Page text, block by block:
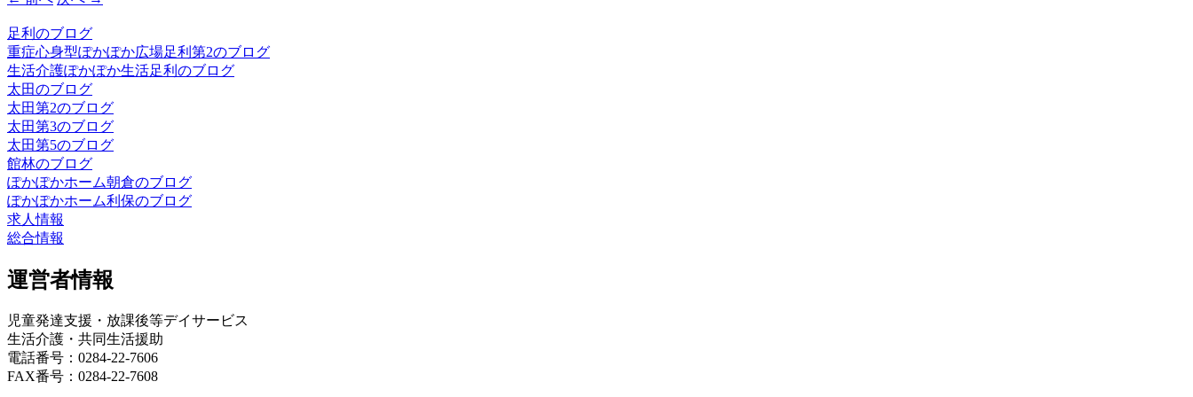
足利のブログ
重症心身型ぽかぽか広場足利第2のブログ
生活介護ぽかぽか生活足利のブログ
太田のブログ
太田第2のブログ
太田第3のブログ
太田第5のブログ
館林のブログ
ぽかぽかホーム朝倉のブログ
ぽかぽかホーム利保のブログ
求人情報
総合情報
運営者情報
児童発達支援・放課後等デイサービス
生活介護・共同生活援助
電話番号：0284-22-7606
FAX番号：0284-22-7608